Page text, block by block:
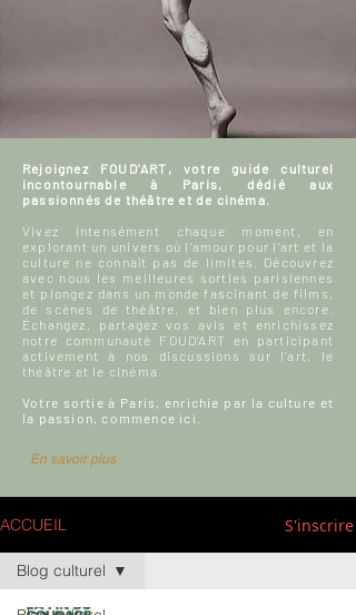
Rejoignez FOUD'ART, votre guide culturel
incontournable à Paris, dédié aux
passionnés de théâtre et de cinéma.
Vivez intensément chaque moment, en
explorant un univers où l'amour pour l'art et la
culture ne connaît pas de limites. Découvrez
avec nous les meilleures sorties parisiennes
et plongez dans un monde fascinant de films,
de scènes de théâtre, et bien plus encore.
Échangez, partagez vos avis et enrichissez
notre communauté FOUD'ART en participant
activement à nos discussions sur l’art, le
théâtre et le cinéma.
Votre sortie à Paris, enrichie par la culture et
la passion, commence ici.
En savoir plus
ACCUEIL S'inscrire
Blog culturel